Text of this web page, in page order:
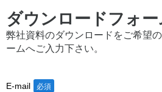
ダウンロードフォー
弊社資料のダウンロードをご希望
ームへご入力下さい。
E-mail